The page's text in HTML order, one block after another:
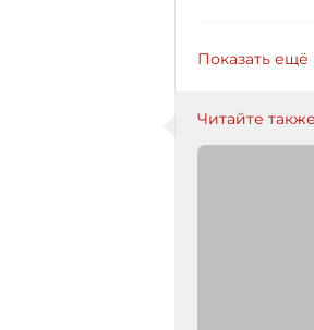
Показать ещё
Читайте